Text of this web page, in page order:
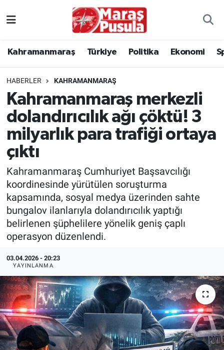
Kahramanmaraş Türkiye Politika Ekonomi
HABERLER KAHRAMANMARAŞ
Kahramanmaraş merkezli
dolandırıcılık ağı çöktü! 3
milyarlık para trafiği ortaya
çıktı
Kahramanmaraş Cumhuriyet Başsavcılığı
koordinesinde yürütülen soruşturma
kapsamında, sosyal medya üzerinden sahte
bungalov ilanlarıyla dolandırıcılık yaptığı
belirlenen şüphelilere yönelik geniş çaplı
operasyon düzenlendi.
03.04.2026 - 20:23
YAYINLANMA
Politika
Ekonomi
Kültür Sanat
Sağlık
TEKNOLOJİ
Dünya
İlçeler
MAGAZİN
Bilim, Teknoloji
İstanbul Trafik Yoğunluk Haritası
Süper Lig Puan Durumu ve Fikstür
Tüm Manşetler
Son Dakika Haberleri
Haber Arşivi